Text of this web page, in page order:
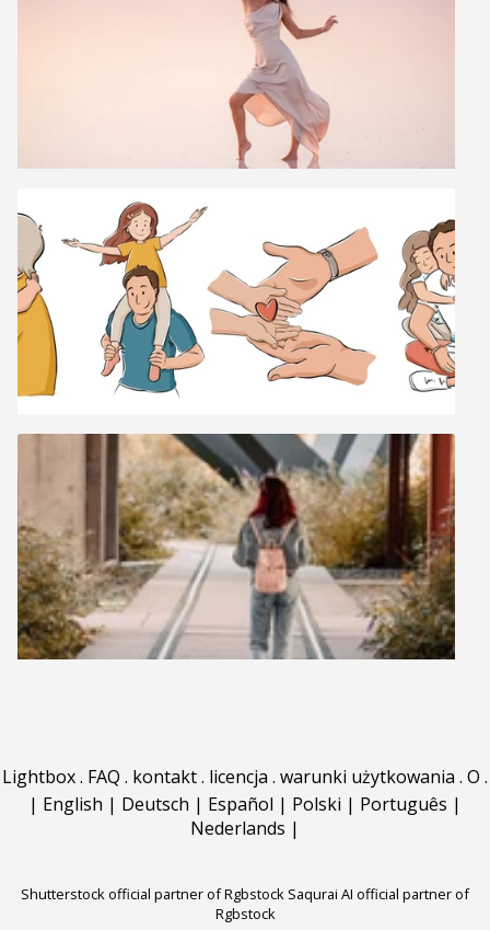
Lightbox. FAQ . kontakt. licencja . warunki użytkowania . O .
| English | Deutsch | Español | Polski | Português |
Nederlands |
Shutterstock official partner of Rgbstock Saqurai AI official partner of
Rgbstock